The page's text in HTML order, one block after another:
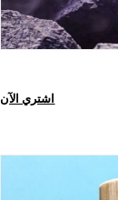
اشتري الآن